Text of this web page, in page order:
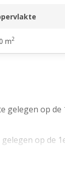
m2
op de
op de